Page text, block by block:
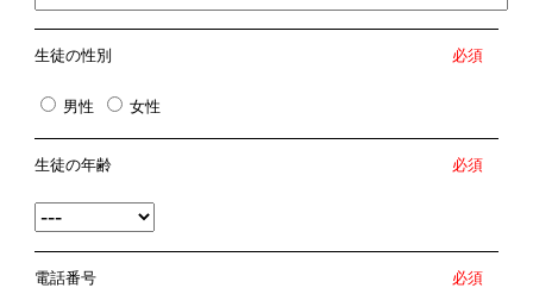
生徒の性別 必須
男性 女性
生徒の年齢 必須
電話番号 必須